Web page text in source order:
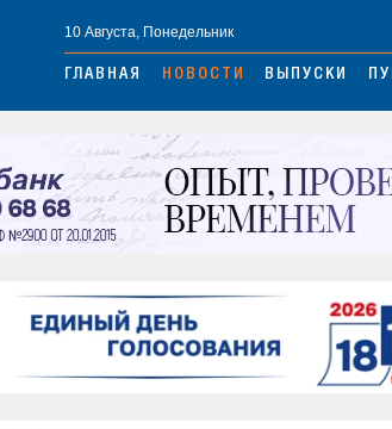
10 Августа, Понедельник
ГЛАВНАЯ НОВОСТИ ВЫПУСКИ